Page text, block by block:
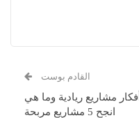
القادم بوست
أفكار مشاريع ريادية وما هي
انجح 5 مشاريع مربحة